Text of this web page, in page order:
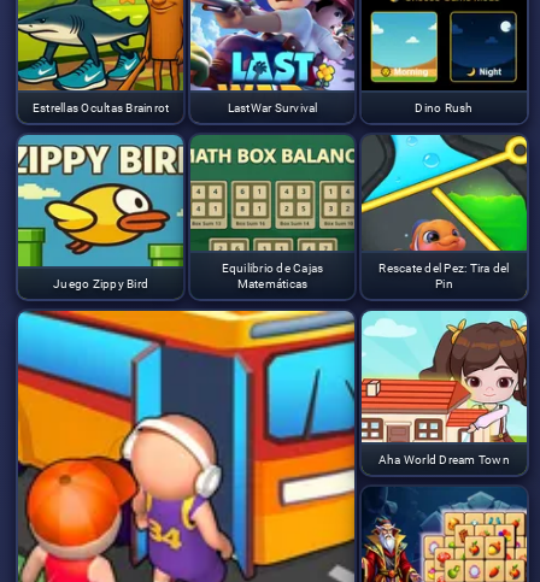
Estrellas Ocultas Brainrot LastWar Survival Dino Rush
Juego Zippy Bird
Equilibrio de Cajas
Matemáticas
Rescate del Pez: Tira del
Pin
Aha World Dream Town